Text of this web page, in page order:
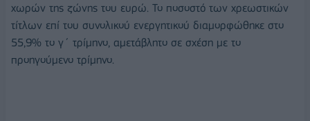
χωρών της ζώνης του ευρώ. Το ποσοστό των χρεωστικών
τίτλων επί του συνολικού ενεργητικού διαμορφώθηκε στο
55,9% το γ΄ τρίμηνο, αμετάβλητο σε σχέση με το
προηγούμενο τρίμηνο.